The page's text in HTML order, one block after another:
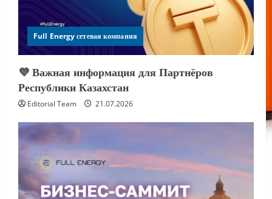
Full Energy сетевая компания
💜 Важная информация для Партнёров
Республики Казахстан
Editorial Team 21.07.2026